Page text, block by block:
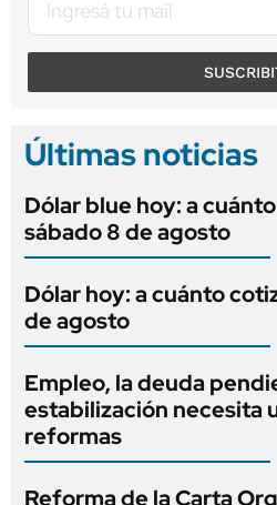
Últimas noticias
Dólar blue hoy: a
sábado 8 de agosto
Dólar hoy: a cuánto
de agosto
Empleo, la deuda
estabilización necesita
reformas
Reforma de la Carta